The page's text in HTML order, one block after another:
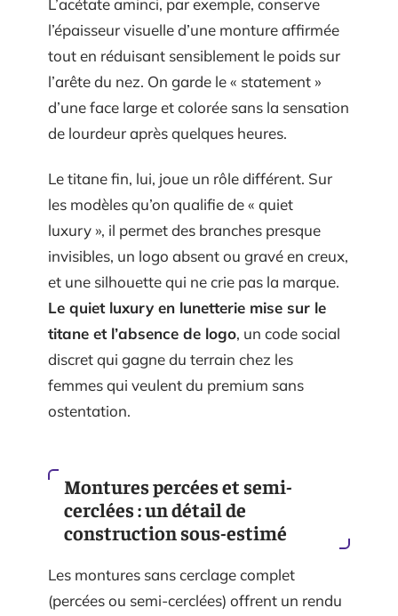
l’épaisseur visuelle d’une monture affirmée
tout en réduisant sensiblement le poids sur
l’arête du nez. On garde le « statement »
d’une face large et colorée sans la sensation
de lourdeur après quelques heures.
Le titane fin, lui, joue un rôle différent. Sur
les modèles qu’on qualifie de « quiet
luxury », il permet des branches presque
invisibles, un logo absent ou gravé en creux,
et une silhouette qui ne crie pas la marque.
Le quiet luxury en lunetterie mise sur le
titane et l’absence de logo, un code social
discret qui gagne du terrain chez les
femmes qui veulent du premium sans
ostentation.
Montures percées et semi-
cerclées : un détail de
construction sous-estimé
Les montures sans cerclage complet
(percées ou semi-cerclées) offrent un rendu